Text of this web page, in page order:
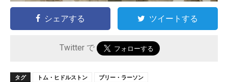
シェアする ツイートする
Twitter で
タグ トム・ヒドルストン ブリー・ラーソン